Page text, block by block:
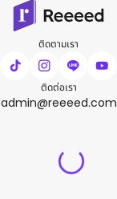
ติดตามเรา
ติดต่อเรา
admin@reeeed.com